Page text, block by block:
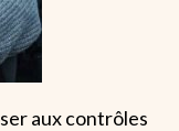
aux contrôles